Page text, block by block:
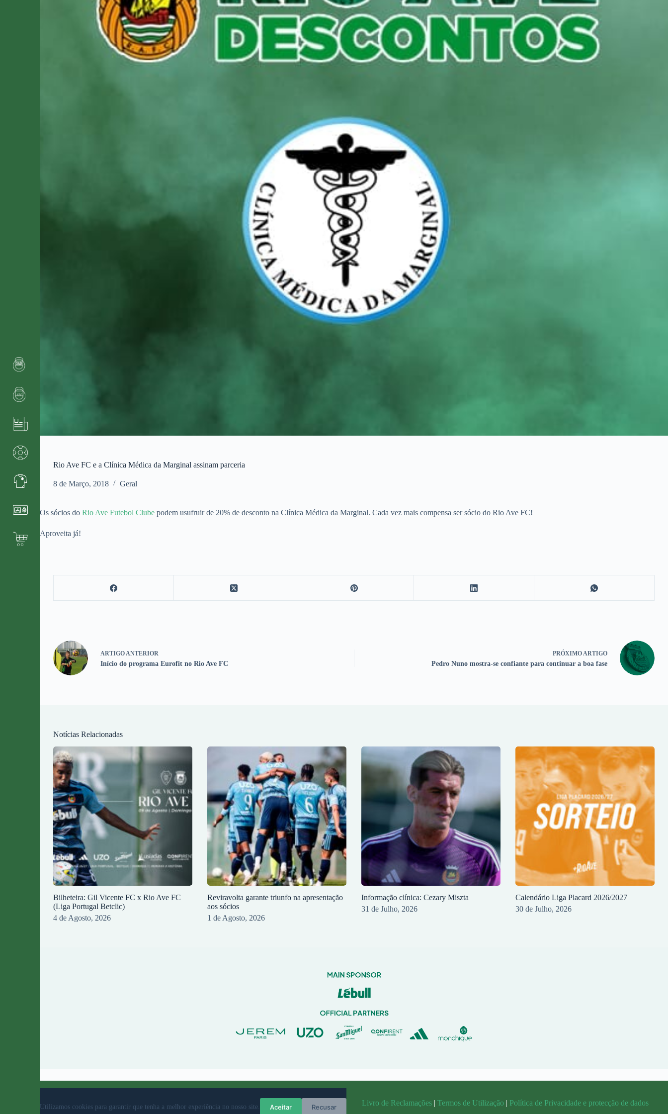
Utilizamos cookies para garantir que tenha a melhor experiência no nosso site. Aceitar Recusar
Rio Ave FC e a Clínica Médica da Marginal assinam parceria
8 de Março, 2018 Geral
Os sócios do Rio Ave Futebol Clube podem usufruir de 20% de desconto na Clínica Médica da Marginal. Cada vez mais compensa ser sócio do Rio Ave FC!
Aproveita já!
ARTIGO ANTERIOR
Início do programa Eurofit no Rio Ave FC
PRÓXIMO ARTIGO
Pedro Nuno mostra-se confiante para continuar a boa fase
Notícias Relacionadas
Bilheteira: Gil Vicente FC x Rio Ave FC
(Liga Portugal Betclic)
4 de Agosto, 2026
Reviravolta garante triunfo na apresentação
aos sócios
1 de Agosto, 2026
Informação clínica: Cezary Miszta
31 de Julho, 2026
Calendário Liga Placard 2026/2027
30 de Julho, 2026
© 2023 Rio Ave Futebol Clube Desenvolvido por Livro de Reclamações | Termos de Utilização | Política de Privacidade e protecção de dados